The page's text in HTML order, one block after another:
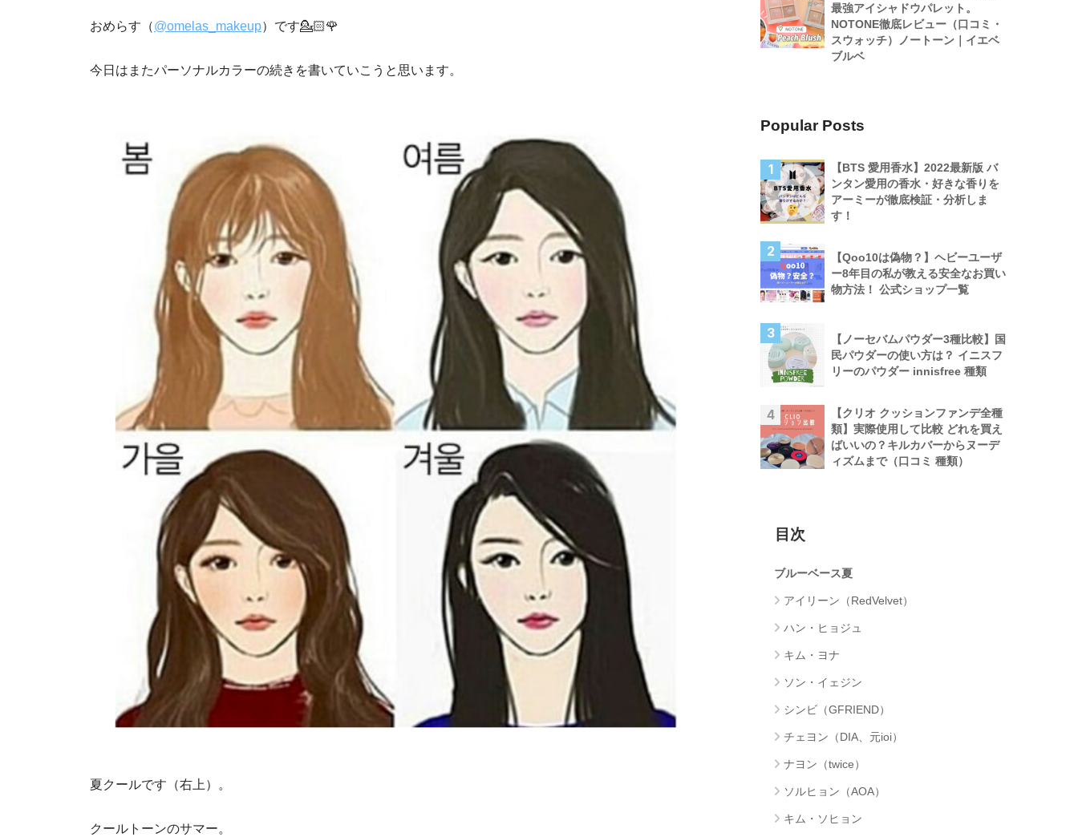
おめらす（@omelas_makeup）です💁🏻🌹
今日はまたパーソナルカラーの続きを書いていこうと思います。
夏クールです（右上）。
クールトーンのサマー。
最強アイシャドウパレット。
NOTONE徹底レビュー（口コミ・
スウォッチ）ノートーン｜イエベ
ブルベ
Popular Posts
1
【BTS 愛用香水】2022最新版 バ
ンタン愛用の香水・好きな香りを
アーミーが徹底検証・分析しま
す！
2
【Qoo10は偽物？】ヘビーユーザ
ー8年目の私が教える安全なお買い
物方法！ 公式ショップ一覧
3
【ノーセバムパウダー3種比較】国
民パウダーの使い方は？ イニスフ
リーのパウダー innisfree 種類
4
【クリオ クッションファンデ全種
類】実際使用して比較 どれを買え
ばいいの？キルカバーからヌーデ
ィズムまで（口コミ 種類）
目次
ブルーベース夏
アイリーン（RedVelvet）
ハン・ヒョジュ
キム・ヨナ
ソン・イェジン
シンビ（GFRIEND）
チェヨン（DIA、元ioi）
ナヨン（twice）
ソルヒョン（AOA）
キム・ソヒョン